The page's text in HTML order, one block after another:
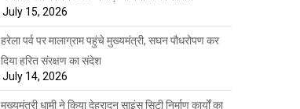
July 15, 2026
हरेला पर्व पर मालाग्राम पहुंचे मुख्यमंत्री, सघन पौधरोपण कर
दिया हरित संरक्षण का संदेश
July 14, 2026
मुख्यमंत्री धामी ने किया देहरादून साइंस सिटी निर्माण कार्यों का